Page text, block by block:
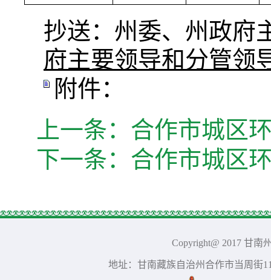
抄送：州委、州政府
府主要领导和分管领
附件：
上一条： 合作市城区
下一条： 合作市城区
Copyright@ 2017 甘南
地址：甘南藏族自治州合作市当周街